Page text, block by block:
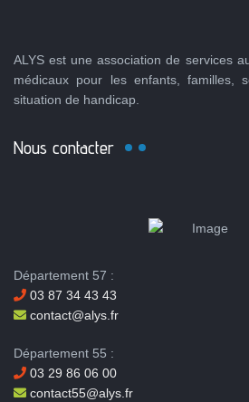
ALYS est une association de services
médicaux pour les enfants, familles,
situation de handicap.
Nous contacter
Département 57 :
03 87 34 43 43
contact@alys.fr
Département 55 :
03 29 86 06 00
contact55@alys.fr